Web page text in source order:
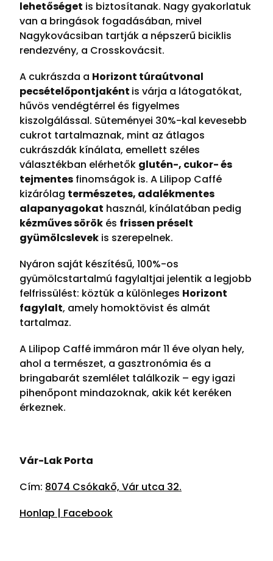
lehetőséget is biztosítanak. Nagy gyakorlatuk
van a bringások fogadásában, mivel
Nagykovácsiban tartják a népszerű biciklis
rendezvény, a Crosskovácsit.
A cukrászda a Horizont túraútvonal
pecsételőpontjaként is várja a látogatókat,
hűvös vendégtérrel és figyelmes
kiszolgálással. Süteményei 30%-kal kevesebb
cukrot tartalmaznak, mint az átlagos
cukrászdák kínálata, emellett széles
választékban elérhetők glutén-, cukor- és
tejmentes finomságok is. A Lilipop Caffé
kizárólag természetes, adalékmentes
alapanyagokat használ, kínálatában pedig
kézműves sörök és frissen préselt
gyümölcslevek is szerepelnek.
Nyáron saját készítésű, 100%-os
gyümölcstartalmú fagylaltjai jelentik a legjobb
felfrissülést: köztük a különleges Horizont
fagylalt, amely homoktövist és almát
tartalmaz.
A Lilipop Caffé immáron már 11 éve olyan hely,
ahol a természet, a gasztronómia és a
bringabarát szemlélet találkozik – egy igazi
pihenőpont mindazoknak, akik két keréken
érkeznek.
Vár-Lak Porta
Cím: 8074 Csókakő, Vár utca 32.
Honlap | Facebook